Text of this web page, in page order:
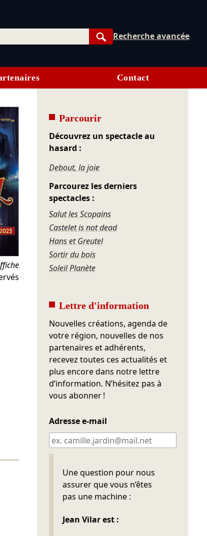
Rechercher
Recherche avancée
Contact
Parcourir
Découvrez un spectacle au
hasard :
Debout, la joie
Parcourez les derniers
spectacles :
Salut les Scopains
Castelet is not dead
Hans et Greutel
Sortir du bois
Soleil Planète
Lettre d'information
Nouvelles créations, agenda de
votre région, nouvelles de nos
partenaires et adhérents,
recevez toutes ces actualités et
plus encore dans notre lettre
d’information. N’hésitez pas à
vous abonner !
Adresse e-mail
Une question pour nous
assurer que vous n’êtes
pas une machine :
Jean Vilar est :
Ne pas remplir